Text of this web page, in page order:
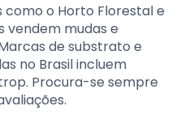
como o Horto Florestal e
vendem mudas e
de substrato e
no Brasil incluem
Procura-se sempre